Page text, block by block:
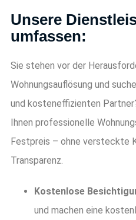
Unsere
umfassen:
Sie stehen vor der
Wohnungsauflösung und
und kosteneffizienten
Ihnen professionelle
Festpreis – ohne versteckte
Transparenz.
Kostenlose
und machen eine